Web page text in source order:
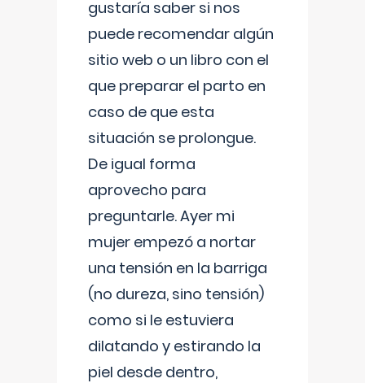
gustaría saber si nos
puede recomendar algún
sitio web o un libro con el
que preparar el parto en
caso de que esta
situación se prolongue.
De igual forma
aprovecho para
preguntarle. Ayer mi
mujer empezó a nortar
una tensión en la barriga
(no dureza, sino tensión)
como si le estuviera
dilatando y estirando la
piel desde dentro,